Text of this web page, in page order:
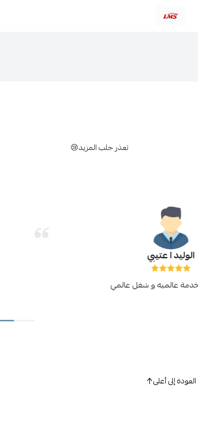
متجر لمسات الشرقية لزينة سيارات LMS
تعذر جلب المزيد😢
الوليد ا عتيبي
خدمة عالميه و شغل عالمي
العودة إلى أعلى